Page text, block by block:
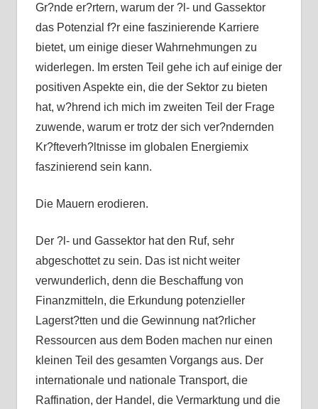
Gr?nde er?rtern, warum der ?l- und Gassektor
das Potenzial f?r eine faszinierende Karriere
bietet, um einige dieser Wahrnehmungen zu
widerlegen. Im ersten Teil gehe ich auf einige der
positiven Aspekte ein, die der Sektor zu bieten
hat, w?hrend ich mich im zweiten Teil der Frage
zuwende, warum er trotz der sich ver?ndernden
Kr?fteverh?ltnisse im globalen Energiemix
faszinierend sein kann.
Die Mauern erodieren.
Der ?l- und Gassektor hat den Ruf, sehr
abgeschottet zu sein. Das ist nicht weiter
verwunderlich, denn die Beschaffung von
Finanzmitteln, die Erkundung potenzieller
Lagerst?tten und die Gewinnung nat?rlicher
Ressourcen aus dem Boden machen nur einen
kleinen Teil des gesamten Vorgangs aus. Der
internationale und nationale Transport, die
Raffination, der Handel, die Vermarktung und die